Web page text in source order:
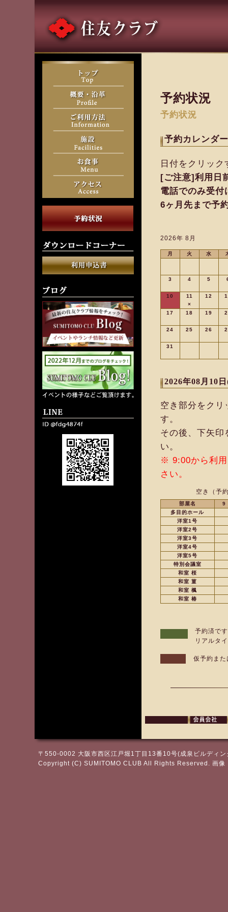
予約状況
予約状況
予約カレンダー
日付をクリッ
[ご注意]利用日
電話でのみ受付
6ヶ月先まで予
2026年 8月
月 火 水
3 4 5
10
11
×
12
17 18 19
24 25 26
31
2026年08月10
空き部分をク
す。
その後、下矢
い。
※ 9:00から利用
さい。
空き（予
部屋名
9
多目的ホール
洋室1号
洋室2号
洋室3号
洋室4号
洋室5号
特別会議室
和室 桜
和室 菫
和室 楓
和室 椿
予約済で
リアルタ
仮予約ま
〒550-0002 大阪市西区江戸堀1丁目13番10号(成泉ビルディ
Copyright (C) SUMITOMO CLUB All Rights Reserved. 画像